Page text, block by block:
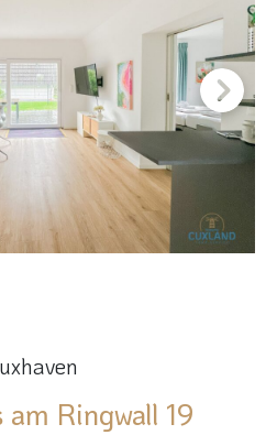
am Ringwall 19